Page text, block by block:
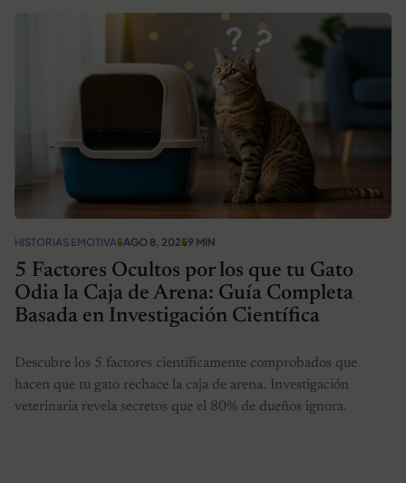
HISTORIAS EMOTIVASAGO 8, 20259 MIN
5 Factores Ocultos por los que tu Gato
Odia la Caja de Arena: Guía Completa
Basada en Investigación Científica
Descubre los 5 factores científicamente comprobados que
hacen que tu gato rechace la caja de arena. Investigación
veterinaria revela secretos que el 80% de dueños ignora.